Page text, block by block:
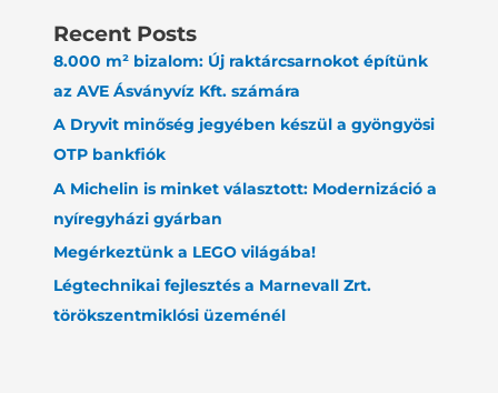
Recent Posts
8.000 m² bizalom: Új raktárcsarnokot építünk
az AVE Ásványvíz Kft. számára
A Dryvit minőség jegyében készül a gyöngyösi
OTP bankfiók
A Michelin is minket választott: Modernizáció a
nyíregyházi gyárban
Megérkeztünk a LEGO világába!
Légtechnikai fejlesztés a Marnevall Zrt.
törökszentmiklósi üzeménél